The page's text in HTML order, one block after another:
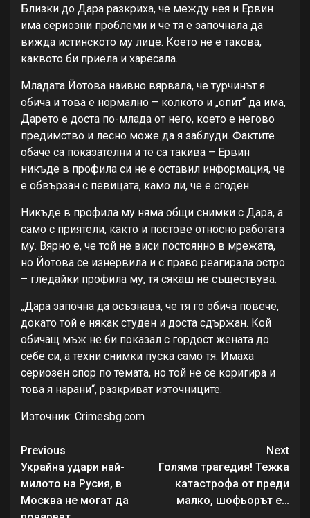
Близки до Дара разкриха, че между нея и Ервин
има сериозни проблеми и че тя е започнала да
вижда истинското му лице. Което не е такова,
каквото би приела и харесала.
Младата Йотова наивно вярвала, че турчинът я
обича и това е нормално – колкото и „опит“ да има,
Дарето е доста по-млада от него, което е негово
предимство и лесно може да я заблуди. Фактите
обаче са показателни и те са такива – Ервин
никъде в профила си не е оставил информация, че
е обвързан с певицата, камо ли, че е сгоден.
Никъде в профила му няма общи снимки с Дара, а
само с приятели, както и постове относно работата
му. Вярно е, че той не виси постоянно в мрежата,
но Йотова се изнервила и с право реагирала остро
– гледайки профила му, тя сякаш не съществува.
„Дара започна да осъзнава, че тя го обича повече,
докато той е някак студен и доста сдържан. Кой
обичащ мъж не би показал с гордост жената до
себе си, а техни снимки пуска само тя. Имаха
сериозен спор по темата, но той не се коригира и
това я нарани“, разкриват източниците.
Източник: Crimesbg.com
Continue
Reading
Previous
Украйна удари най-
милото на Русия, в
Москва не могат да
Next
Голяма трагедия! Тежка
катастрофа от преди
малко, шофьорът е…